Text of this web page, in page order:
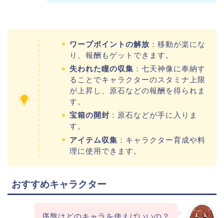
ワープポイントの解放 ：移動が楽にな
り、報酬もゲットできます。
失われた瞳の収集 ：七天神像に奉納す
ることでキャラクターのスタミナ上限
が上昇し、原石などの報酬を得られま
す。
宝箱の開封 ：原石などが手に入りま
す。
アイテム収集 ：キャラクター育成や料
理に使用できます。
おすすめキャラクター
序盤はどのキャラを使えばいいの？